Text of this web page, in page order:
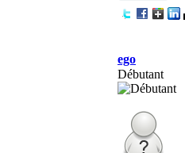
ego
Débutant